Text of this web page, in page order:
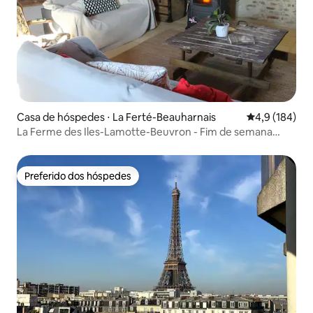
Casa de hóspedes ⋅ La Ferté-Beauharnais 4,9 de uma
4,9 (184)
La Ferme des Iles-Lamotte-Beuvron - Fim de semana
Preferido dos hóspedes
Preferido dos hóspedes